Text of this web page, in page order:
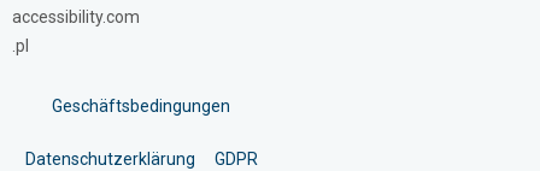
accessibility.com
.pl
Geschäftsbedingungen
Datenschutzerklärung GDPR